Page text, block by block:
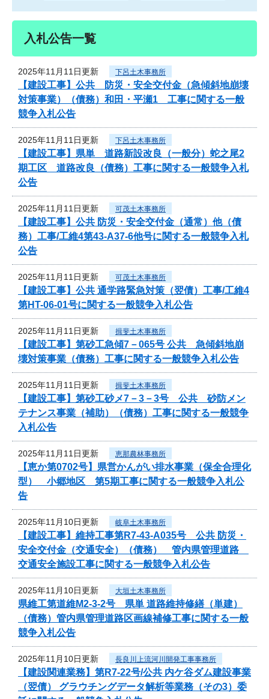
入札公告一覧
2025年11月11日更新 下呂土木事務所
【建設工事】公共 防災・安全交付金（急傾斜地崩壊
対策事業）（債務）和田・平瀬1 工事に関する一般
競争入札公告
2025年11月11日更新 下呂土木事務所
【建設工事】県単 道路新設改良（一般分）蛇之尾2
期工区 道路改良（債務）工事に関する一般競争入札
公告
2025年11月11日更新 可茂土木事務所
【建設工事】公共 防災・安全交付金（通常）他（債
務）工事/工維4第43-A37-6他号に関する一般競争入札
公告
2025年11月11日更新 可茂土木事務所
【建設工事】公共 通学路緊急対策（翌債）工事/工維4
第HT-06-01号に関する一般競争入札公告
2025年11月11日更新 揖斐土木事務所
【建設工事】第砂工急傾7－065号 公共 急傾斜地崩
壊対策事業（債務）工事に関する一般競争入札公告
2025年11月11日更新 揖斐土木事務所
【建設工事】第砂工砂メ7－3－3号 公共 砂防メン
テナンス事業（補助）（債務）工事に関する一般競争
入札公告
2025年11月11日更新 恵那農林事務所
【恵か第0702号】県営かんがい排水事業（保全合理化
型） 小郷地区 第5期工事に関する一般競争入札公
告
2025年11月10日更新 岐阜土木事務所
【建設工事】維持工事第R7-43-A035号 公共 防災・
安全交付金（交通安全）（債務） 管内県管理道路
交通安全施設工事に関する一般競争入札公告
2025年11月10日更新 大垣土木事務所
県維工第道維M2-3-2号 県単 道路維持修繕（単建）
（債務）管内県管理道路区画線補修工事に関する一般
競争入札公告
2025年11月10日更新 長良川上流河川開発工事事務所
【建設関連業務】第R7-22号/公共 内ケ谷ダム建設事業
（翌債） グラウチングデータ解析等業務（その3）委